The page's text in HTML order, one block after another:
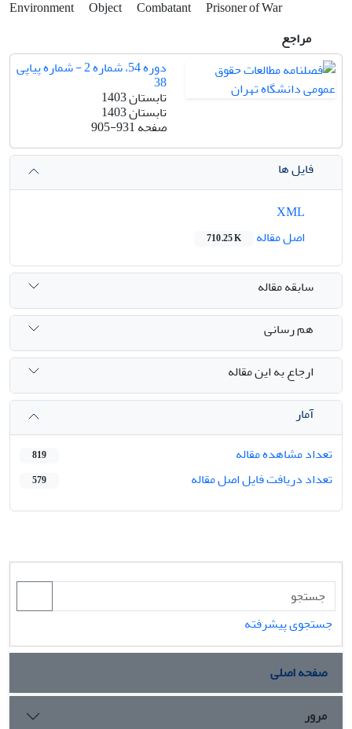
Environment Object Combatant Prisoner of War
مراجع
دوره 54، شماره 2 - شماره پیاپی
38
تابستان 1403
تابستان 1403
صفحه905-931
فایل ها
اصل مقاله
710.25 K
سابقه مقاله
هم رسانی
ارجاع به این مقاله
آمار
تعداد مشاهده مقاله
819
تعداد دریافت فایل اصل مقاله 579
جستجوی پیشرفته
صفحه اصلی
مرور